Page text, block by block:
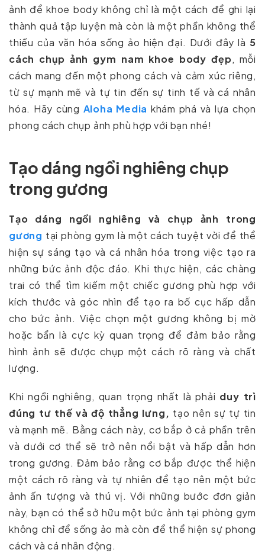
ảnh để khoe body không chỉ là một cách để ghi lại
thành quả tập luyện mà còn là một phần không thể
thiếu của văn hóa sống ảo hiện đại. Dưới đây là 5
cách chụp ảnh gym nam khoe body đẹp, mỗi
cách mang đến một phong cách và cảm xúc riêng,
từ sự mạnh mẽ và tự tin đến sự tinh tế và cá nhân
hóa. Hãy cùng Aloha Media khám phá và lựa chọn
phong cách chụp ảnh phù hợp với bạn nhé!
Tạo dáng ngồi nghiêng chụp
trong gương
Tạo dáng ngồi nghiêng và chụp ảnh trong
gương tại phòng gym là một cách tuyệt vời để thể
hiện sự sáng tạo và cá nhân hóa trong việc tạo ra
những bức ảnh độc đáo. Khi thực hiện, các chàng
trai có thể tìm kiếm một chiếc gương phù hợp với
kích thước và góc nhìn để tạo ra bố cục hấp dẫn
cho bức ảnh. Việc chọn một gương không bị mờ
hoặc bẩn là cực kỳ quan trọng để đảm bảo rằng
hình ảnh sẽ được chụp một cách rõ ràng và chất
lượng.
Khi ngồi nghiêng, quan trọng nhất là phải duy trì
đúng tư thế và độ thẳng lưng, tạo nên sự tự tin
và mạnh mẽ. Bằng cách này, cơ bắp ở cả phần trên
và dưới cơ thể sẽ trở nên nổi bật và hấp dẫn hơn
trong gương. Đảm bảo rằng cơ bắp được thể hiện
một cách rõ ràng và tự nhiên để tạo nên một bức
ảnh ấn tượng và thú vị. Với những bước đơn giản
này, bạn có thể sở hữu một bức ảnh tại phòng gym
không chỉ để sống ảo mà còn để thể hiện sự phong
cách và cá nhân động.